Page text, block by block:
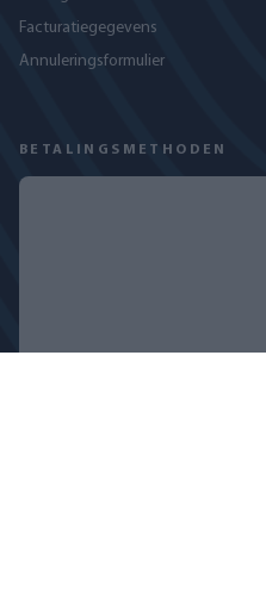
Facturatiegegevens
Annuleringsformulier
BETALINGSMETHODEN